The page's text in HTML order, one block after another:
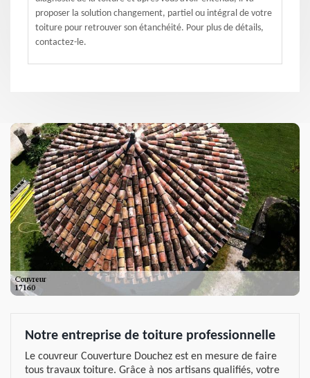
proposer la solution changement, partiel ou intégral de votre
toiture pour retrouver son étanchéité. Pour plus de détails,
contactez-le.
Notre entreprise de toiture professionnelle
Le couvreur Couverture Douchez est en mesure de faire
tous travaux toiture. Grâce à nos artisans qualifiés, votre